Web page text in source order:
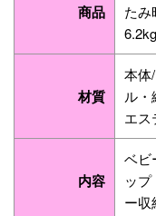
商品
たみ
6.2kg
材質
本体
ル
エス
内容
ベビ
ッ
ー収